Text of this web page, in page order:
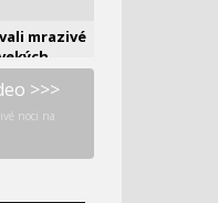
mrazivé
v dejinách
>>>
noci na